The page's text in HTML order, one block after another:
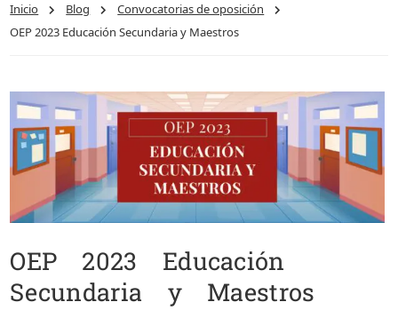
Inicio Blog
Convocatorias de oposición
OEP 2023 Educación Secundaria y Maestros
OEP 2023 Educación
Secundaria y Maestros